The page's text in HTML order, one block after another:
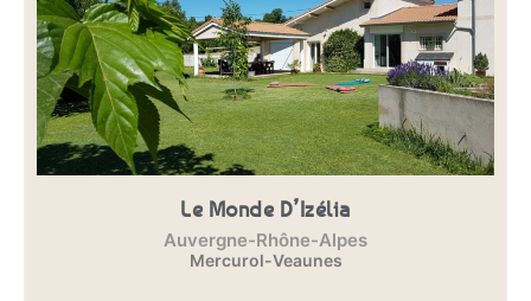
Le Monde D’Izélia
Auvergne-Rhône-Alpes
Mercurol-Veaunes